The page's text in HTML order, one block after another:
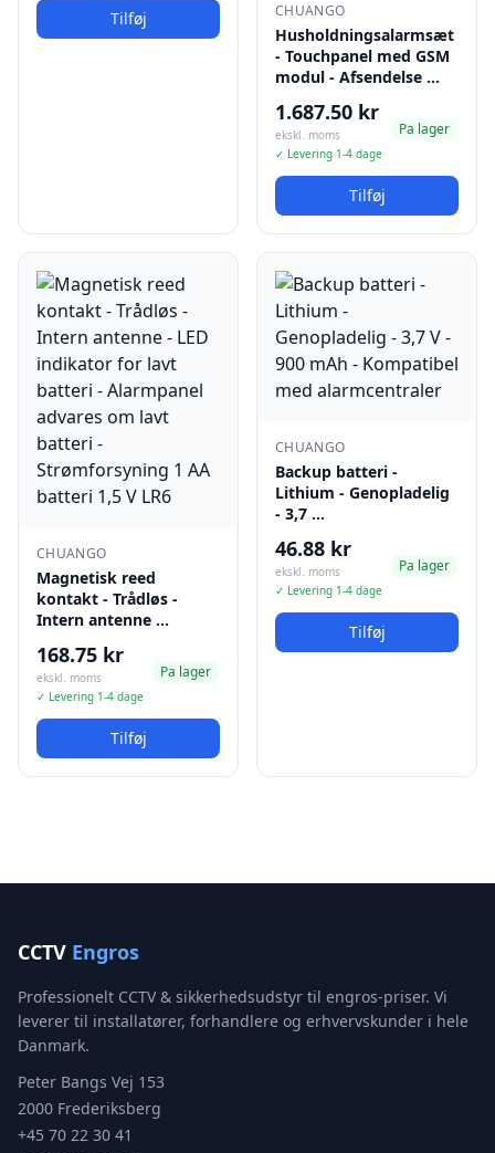
Tilføj CHUANGO
Husholdningsalarmsæt
- Touchpanel med GSM
modul - Afsendelse …
1.687.50 kr
ekskl. moms
✓ Levering 1-4 dage
Pa lager
Tilføj
CHUANGO
Magnetisk reed
kontakt - Trådløs -
Intern antenne …
168.75 kr
ekskl. moms
✓ Levering 1-4 dage
Pa lager
Tilføj
CHUANGO
Backup batteri -
Lithium - Genopladelig
- 3,7 …
46.88 kr
ekskl. moms
✓ Levering 1-4 dage
Pa lager
Tilføj
CCTV Engros
Professionelt CCTV & sikkerhedsudstyr til engros-priser. Vi
leverer til installatører, forhandlere og erhvervskunder i hele
Danmark.
Peter Bangs Vej 153
2000 Frederiksberg
+45 70 22 30 41